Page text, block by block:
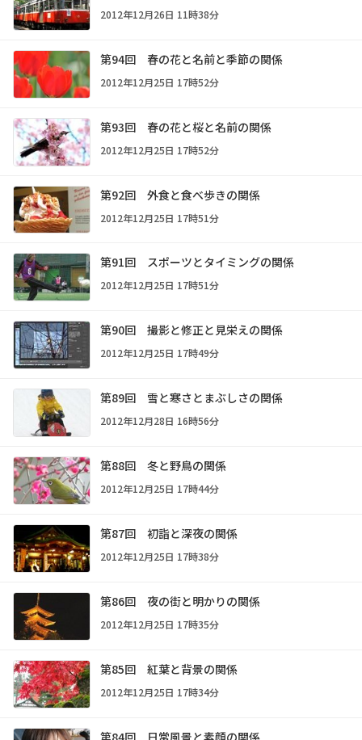
2012年12月26日 11時38分
第94回 春の花と名前と季節の関係
2012年12月25日 17時52分
第93回 春の花と桜と名前の関係
2012年12月25日 17時52分
第92回 外食と食べ歩きの関係
2012年12月25日 17時51分
第91回 スポーツとタイミングの関係
2012年12月25日 17時51分
第90回 撮影と修正と見栄えの関係
2012年12月25日 17時49分
第89回 雪と寒さとまぶしさの関係
2012年12月28日 16時56分
第88回 冬と野鳥の関係
2012年12月25日 17時44分
第87回 初詣と深夜の関係
2012年12月25日 17時38分
第86回 夜の街と明かりの関係
2012年12月25日 17時35分
第85回 紅葉と背景の関係
2012年12月25日 17時34分